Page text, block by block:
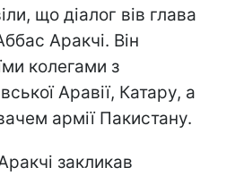
що діалог вів глава
Аракчі. Він
колегами з
Аравії, Катару, а
армії Пакистану.
закликав